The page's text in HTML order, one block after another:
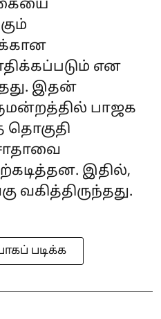
என
இதன்
பாஜக
இதில்,
வகித்திருந்தது.
படிக்க